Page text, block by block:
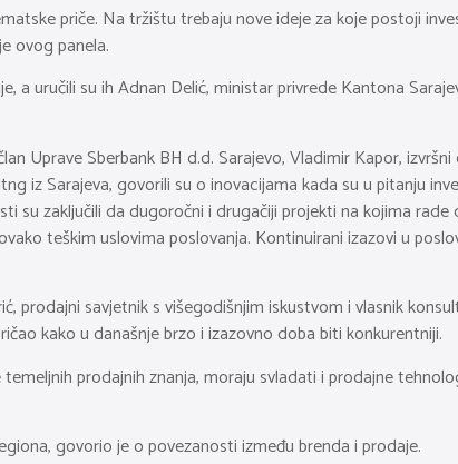
priče. Na tržištu trebaju nove ideje za koje postoji
ovog panela.
uručili su ih Adnan Delić, ministar privrede Kantona
Uprave Sberbank BH d.d. Sarajevo, Vladimir Kapor,
iz Sarajeva, govorili su o inovacijama kada su u pitanju
su zaključili da dugoročni i drugačiji projekti na kojima
teškim uslovima poslovanja. Kontinuirani izazovi u
savjetnik s višegodišnjim iskustvom i vlasnik
kako u današnje brzo i izazovno doba biti konkurentniji.
prodajnih znanja, moraju svladati i prodajne
govorio je o povezanosti između brenda i prodaje.